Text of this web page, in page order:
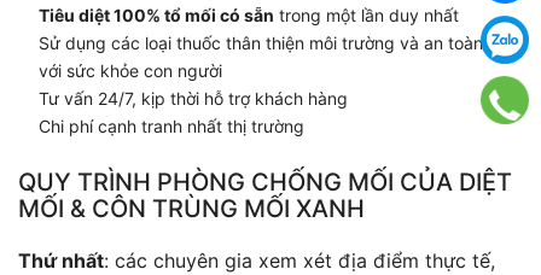
Tiêu diệt 100% tổ mối có sẵn trong một lần duy nhất
Sử dụng các loại thuốc thân thiện môi trường và an toàn đối
với sức khỏe con người
Tư vấn 24/7, kịp thời hỗ trợ khách hàng
Chi phí cạnh tranh nhất thị trường
QUY TRÌNH PHÒNG CHỐNG MỐI CỦA DIỆT
MỐI & CÔN TRÙNG MỐI XANH
Thứ nhất: các chuyên gia xem xét địa điểm thực tế,